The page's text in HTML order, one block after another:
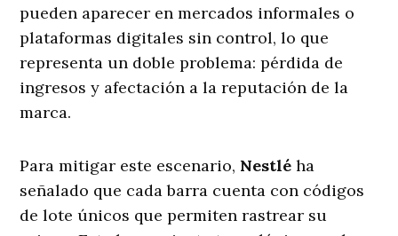
pueden aparecer en mercados informales o
plataformas digitales sin control, lo que
representa un doble problema: pérdida de
ingresos y afectación a la reputación de la
marca.
Para mitigar este escenario, Nestlé ha
señalado que cada barra cuenta con códigos
de lote únicos que permiten rastrear su